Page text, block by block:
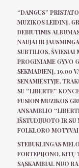
“DANGUS”
MUZIKOS LEIDINĮ.
DEBIUTINIS
NAUJAI IR
SUBTILIOS, ŠVIESIAI
PROGINIAME GYVO
SEKMADIENĮ, 19.00
SENAMIESTYJE,
SU “LIBERTE”
FUSION MUZIKOS
ANSAMBLIO
IŠSTUDIJUOTO IR
FOLKLORO
STEBUKLINGAS
FORTEPIJONO, KITŲ
SĄSKAMBIAI. NUO